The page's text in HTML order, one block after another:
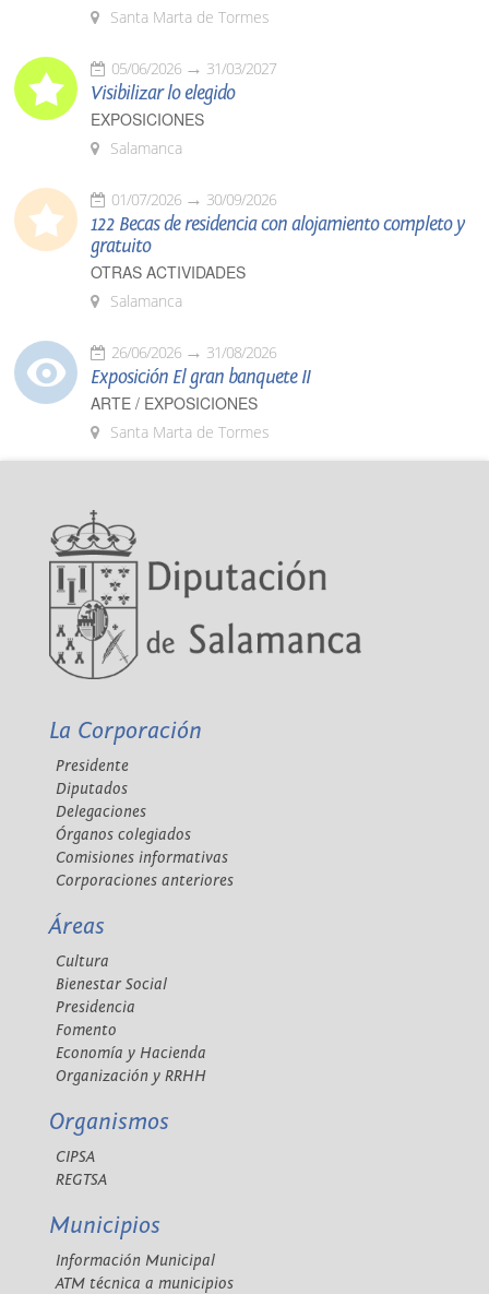
Santa Marta de Tormes
05/06/2026 31/03/2027
Visibilizar lo elegido
EXPOSICIONES
Salamanca
01/07/2026 30/09/2026
122 Becas de residencia con alojamiento completo y
gratuito
OTRAS ACTIVIDADES
Salamanca
26/06/2026 31/08/2026
Exposición El gran banquete II
ARTE / EXPOSICIONES
Santa Marta de Tormes
La Corporación
Presidente
Diputados
Delegaciones
Órganos colegiados
Comisiones informativas
Corporaciones anteriores
Áreas
Cultura
Bienestar Social
Presidencia
Fomento
Economía y Hacienda
Organización y RRHH
Organismos
CIPSA
REGTSA
Municipios
Información Municipal
ATM técnica a municipios